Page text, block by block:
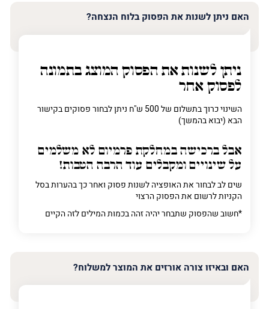
האם ניתן לשנות את הפסוק בלוח הנצחה?
ניתן לשנות את הפסוק המוצג בתמונה
לפסוק אחר
השינוי כרוך בתשלום של 500 ש"ח ניתן לבחור פסוקים בקישור
הבא (יבוא בהמשך)
אבל ברכישה במחלקת פרמיום לא משלמים
על שינויים ומקבלים עוד הרבה הטבות!
שים לב לבחור את האופציה לשנות פסוק ואחר כך בהערות בסל
הקניות לרשום את הפסוק הרצוי
*חשוב שהפסוק שתבחר יהיה זהה בכמות המילים לזה הקיים
האם ובאיזו צורה אורזים את המוצר למשלוח?